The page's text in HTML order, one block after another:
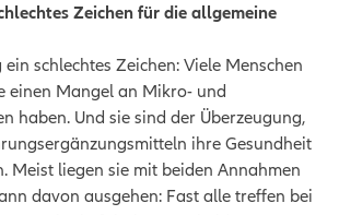
Zeichen für die allgemeine
schlechtes Zeichen: Viele Menschen
einen Mangel an Mikro- und
haben. Und sie sind der Überzeugung,
ihre Gesundheit
Meist liegen sie mit beiden Annahmen
davon ausgehen: Fast alle treffen bei